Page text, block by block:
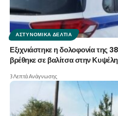
ΑΣΤΥΝΟΜΙΚΆ ΔΕΛΤΊΑ
Εξιχνιάστηκε η δολοφονία της
βρέθηκε σε βαλίτσα στην
3 Λεπτά Ανάγνωσης